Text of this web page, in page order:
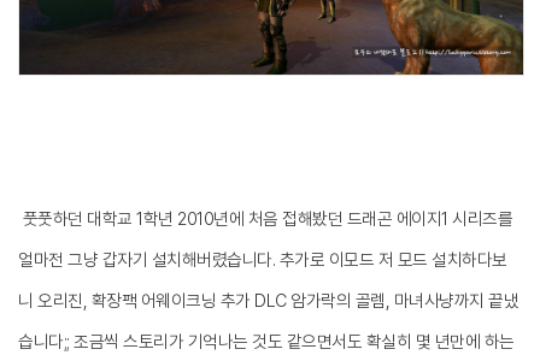
풋풋하던 대학교 1학년 2010년에 처음 접해봤던 드래곤 에이지1 시리즈를
얼마전 그냥 갑자기 설치해버렸습니다. 추가로 이모드 저 모드 설치하다보
니 오리진, 확장팩 어웨이크닝 추가 DLC 암가락의 골렘, 마녀사냥까지 끝냈
습니다;; 조금씩 스토리가 기억나는 것도 같으면서도 확실히 몇 년만에 하는